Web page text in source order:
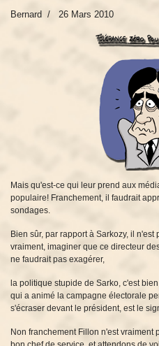
Bernard 26 Mars 2010
Mais qu'est-ce qui leur prend aux
populaire! Franchement, il faudrait
sondages.
Bien sûr, par rapport à Sarkozy, il
vraiment, imaginer que ce directeur
ne faudrait pas exagérer,
la politique stupide de Sarko, c'est
qui a animé la campagne électorale
s'écraser devant le président, est le
Non franchement Fillon n'est vraiment